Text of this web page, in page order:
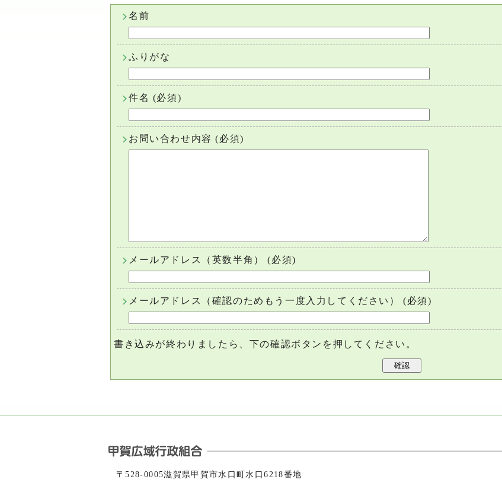
名前
ふりがな
件名 (必須)
お問い合わせ内容 (必須)
メールアドレス（英数半角） (必須)
メールアドレス（確認のためもう一度入力してください） (必須)
書き込みが終わりましたら、下の確認ボタンを押してください。
〒528-0005滋賀県甲賀市水口町水口6218番地